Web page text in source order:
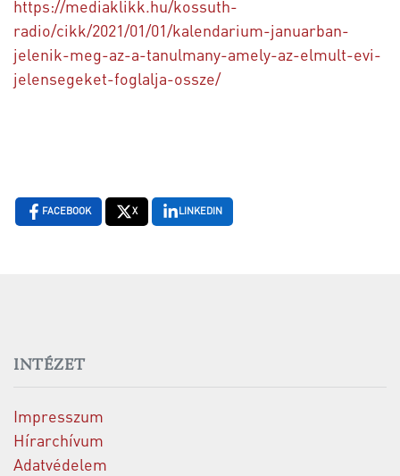
https://mediaklikk.hu/kossuth-
radio/cikk/2021/01/01/kalendarium-januarban-
jelenik-meg-az-a-tanulmany-amely-az-elmult-evi-
jelensegeket-foglalja-ossze/
FACEBOOK X LINKEDIN
INTÉZET
Impresszum
Hírarchívum
Adatvédelem